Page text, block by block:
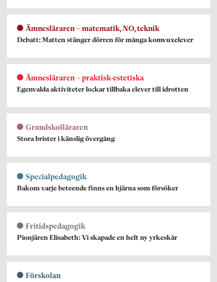
Ämnesläraren – matematik, NO, teknik
Debatt: Matten stänger dörren för många komvuxelever
Ämnesläraren – praktisk-estetiska
Egenvalda aktiviteter lockar tillbaka elever till idrotten
Grundskolläraren
Stora brister i känslig övergång
Specialpedagogik
Bakom varje beteende finns en hjärna som försöker
Fritidspedagogik
Pionjären Elisabeth: Vi skapade en helt ny yrkeskår
Förskolan